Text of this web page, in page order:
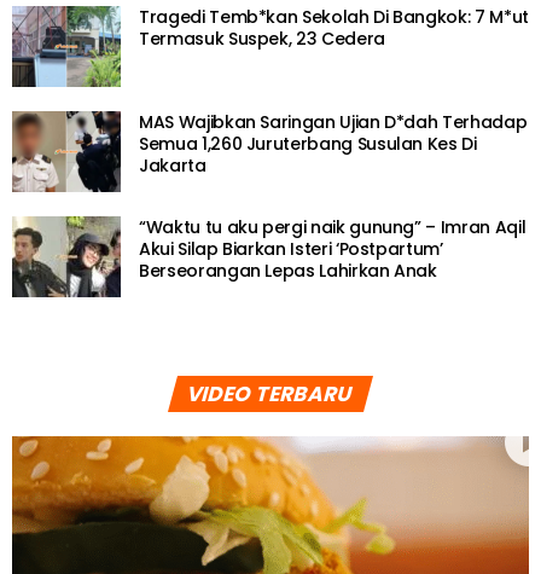
Tragedi Temb*kan Sekolah Di Bangkok: 7 M*ut
Termasuk Suspek, 23 Cedera
MAS Wajibkan Saringan Ujian D*dah Terhadap
Semua 1,260 Juruterbang Susulan Kes Di
Jakarta
“Waktu tu aku pergi naik gunung” – Imran Aqil
Akui Silap Biarkan Isteri ‘Postpartum’
Berseorangan Lepas Lahirkan Anak
VIDEO TERBARU